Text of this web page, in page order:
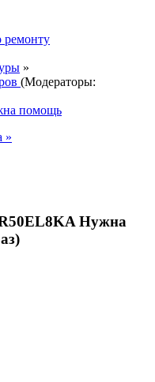
»
(Модераторы:
помощь
»
Нужна